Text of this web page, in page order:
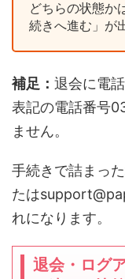
どちらの状態か
続きへ進む」が
補足： 退会に電
表記の電話番号
ません。
手続きで詰まっ
たは
れになります。
退会・ログ